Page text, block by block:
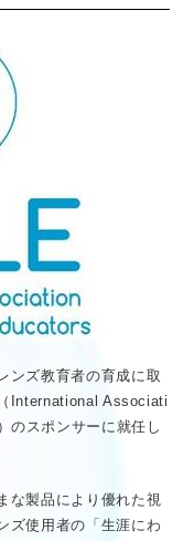
ンズ教育者の育成に取
International Associati
スポンサーに就任し
な製品により優れた視
ズ使用者の「生涯にわ